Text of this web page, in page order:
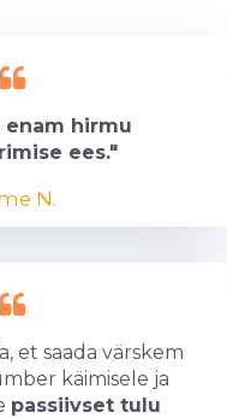
enam hirmu
ees."
N.
et saada värskem
käimisele ja
passiivset tulu